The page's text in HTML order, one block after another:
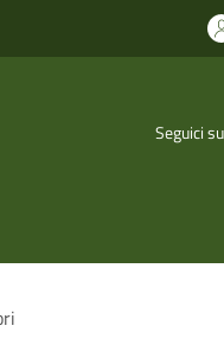
Seguici su